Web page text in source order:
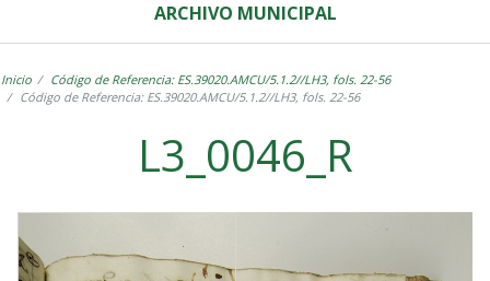
ARCHIVO MUNICIPAL
Inicio
Código de Referencia: ES.39020.AMCU/5.1.2//LH3, fols. 22-56
Código de Referencia: ES.39020.AMCU/5.1.2//LH3, fols. 22-56
L3_0046_R